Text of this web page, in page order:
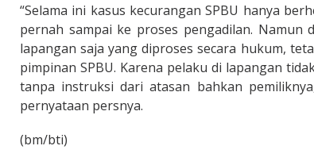
a
t
P
e
n
g
a
w
“Selama ini kasus kecurangan SPBU hanya
pernah sampai ke proses pengadilan. Namun
lapangan saja yang diproses secara hukum,
pimpinan SPBU. Karena pelaku di lapangan
tanpa instruksi dari atasan bahkan
pernyataan persnya.
(bm/bti)